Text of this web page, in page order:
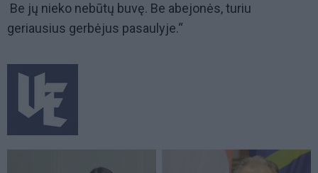
Be jų nieko nebūtų buvę. Be abejonės, turiu
geriausius gerbėjus pasaulyje.“